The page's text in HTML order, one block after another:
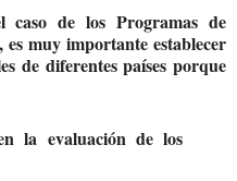
caso de los Programas de
muy importante establecer
de diferentes países porque
la evaluación de los